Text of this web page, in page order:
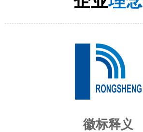
徽标释义